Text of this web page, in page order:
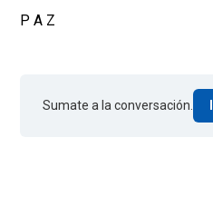
P A Z
Sumate a la conversación.